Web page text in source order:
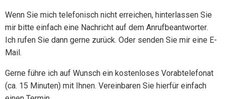
Wenn Sie mich telefonisch nicht erreichen, hinterlassen Sie
mir bitte einfach eine Nachricht auf dem Anrufbeantworter.
Ich rufen Sie dann gerne zurück. Oder senden Sie mir eine E-
Mail.
Gerne führe ich auf Wunsch ein kostenloses Vorabtelefonat
(ca. 15 Minuten) mit Ihnen. Vereinbaren Sie hierfür einfach